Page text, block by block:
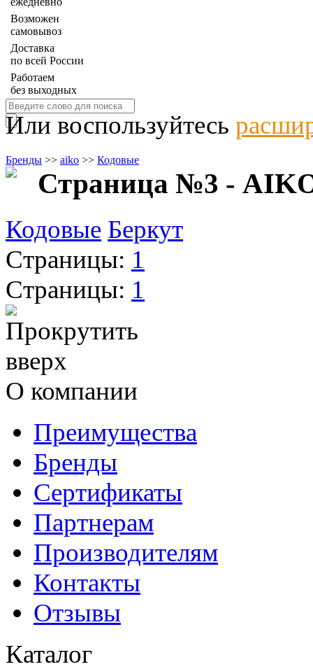
Возможен
самовывоз
Доставка
по всей России
Работаем
без выходных
Или воспользуйтесь
Бренды >> aiko >> Кодовые
Страница №3 -
Кодовые Беркут
Страницы: 1
Страницы: 1
О компании
Преимущества
Бренды
Сертификаты
Партнерам
Производителям
Контакты
Отзывы
Каталог